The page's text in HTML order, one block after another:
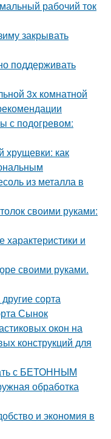
рабочий ток
закрывать
поддерживать
3х комнатной
с подогревом:
хрущевки: как
из металла в
своими руками:
и
своими руками.
сорта
Сынок
окон на
конструкций для
с БЕТОННЫМ
обработка
и экономия в